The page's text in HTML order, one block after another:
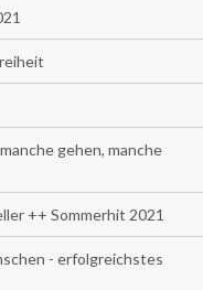
gehen, manche
++ Sommerhit 2021
- erfolgreichstes